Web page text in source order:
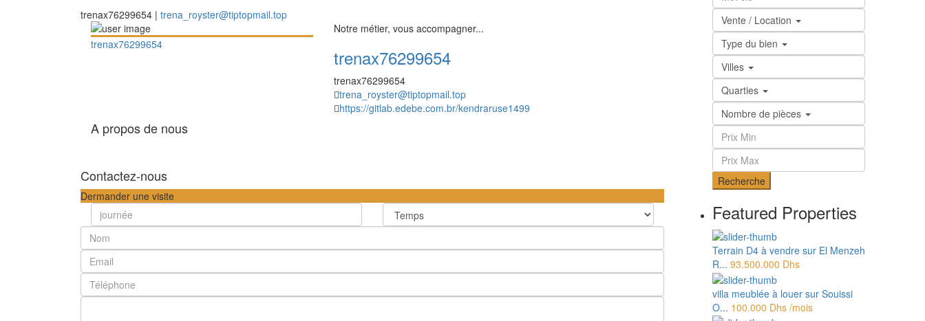
trenax76299654 | trena_royster@tiptopmail.top
trenax76299654
Notre métier, vous accompagner...
trenax76299654
trenax76299654
trena_royster@tiptopmail.top
https://gitlab.edebe.com.br/kendraruse1499
A propos de nous
Contactez-nous
Dermander une visite
Vente / Location
Type du bien
Villes
Quarties
Nombre de pièces
Recherche
Featured Properties
Terrain D4 à vendre sur El Menzeh
R... 93.500.000 Dhs
villa meublée à louer sur Souissi
O... 100.000 Dhs /mois